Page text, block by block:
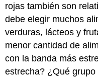
rojas también son
debe elegir muchos
verduras, lácteos y
menor cantidad de
con la banda más
estrecha? ¿Qué